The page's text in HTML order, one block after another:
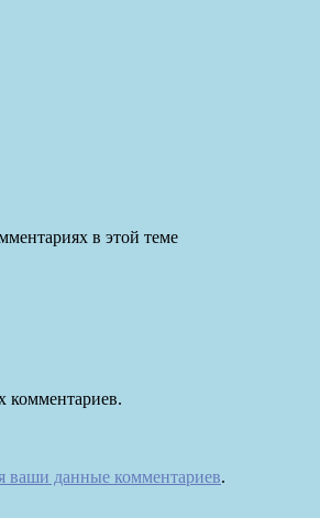
в этой теме
комментариев.
ваши данные комментариев.